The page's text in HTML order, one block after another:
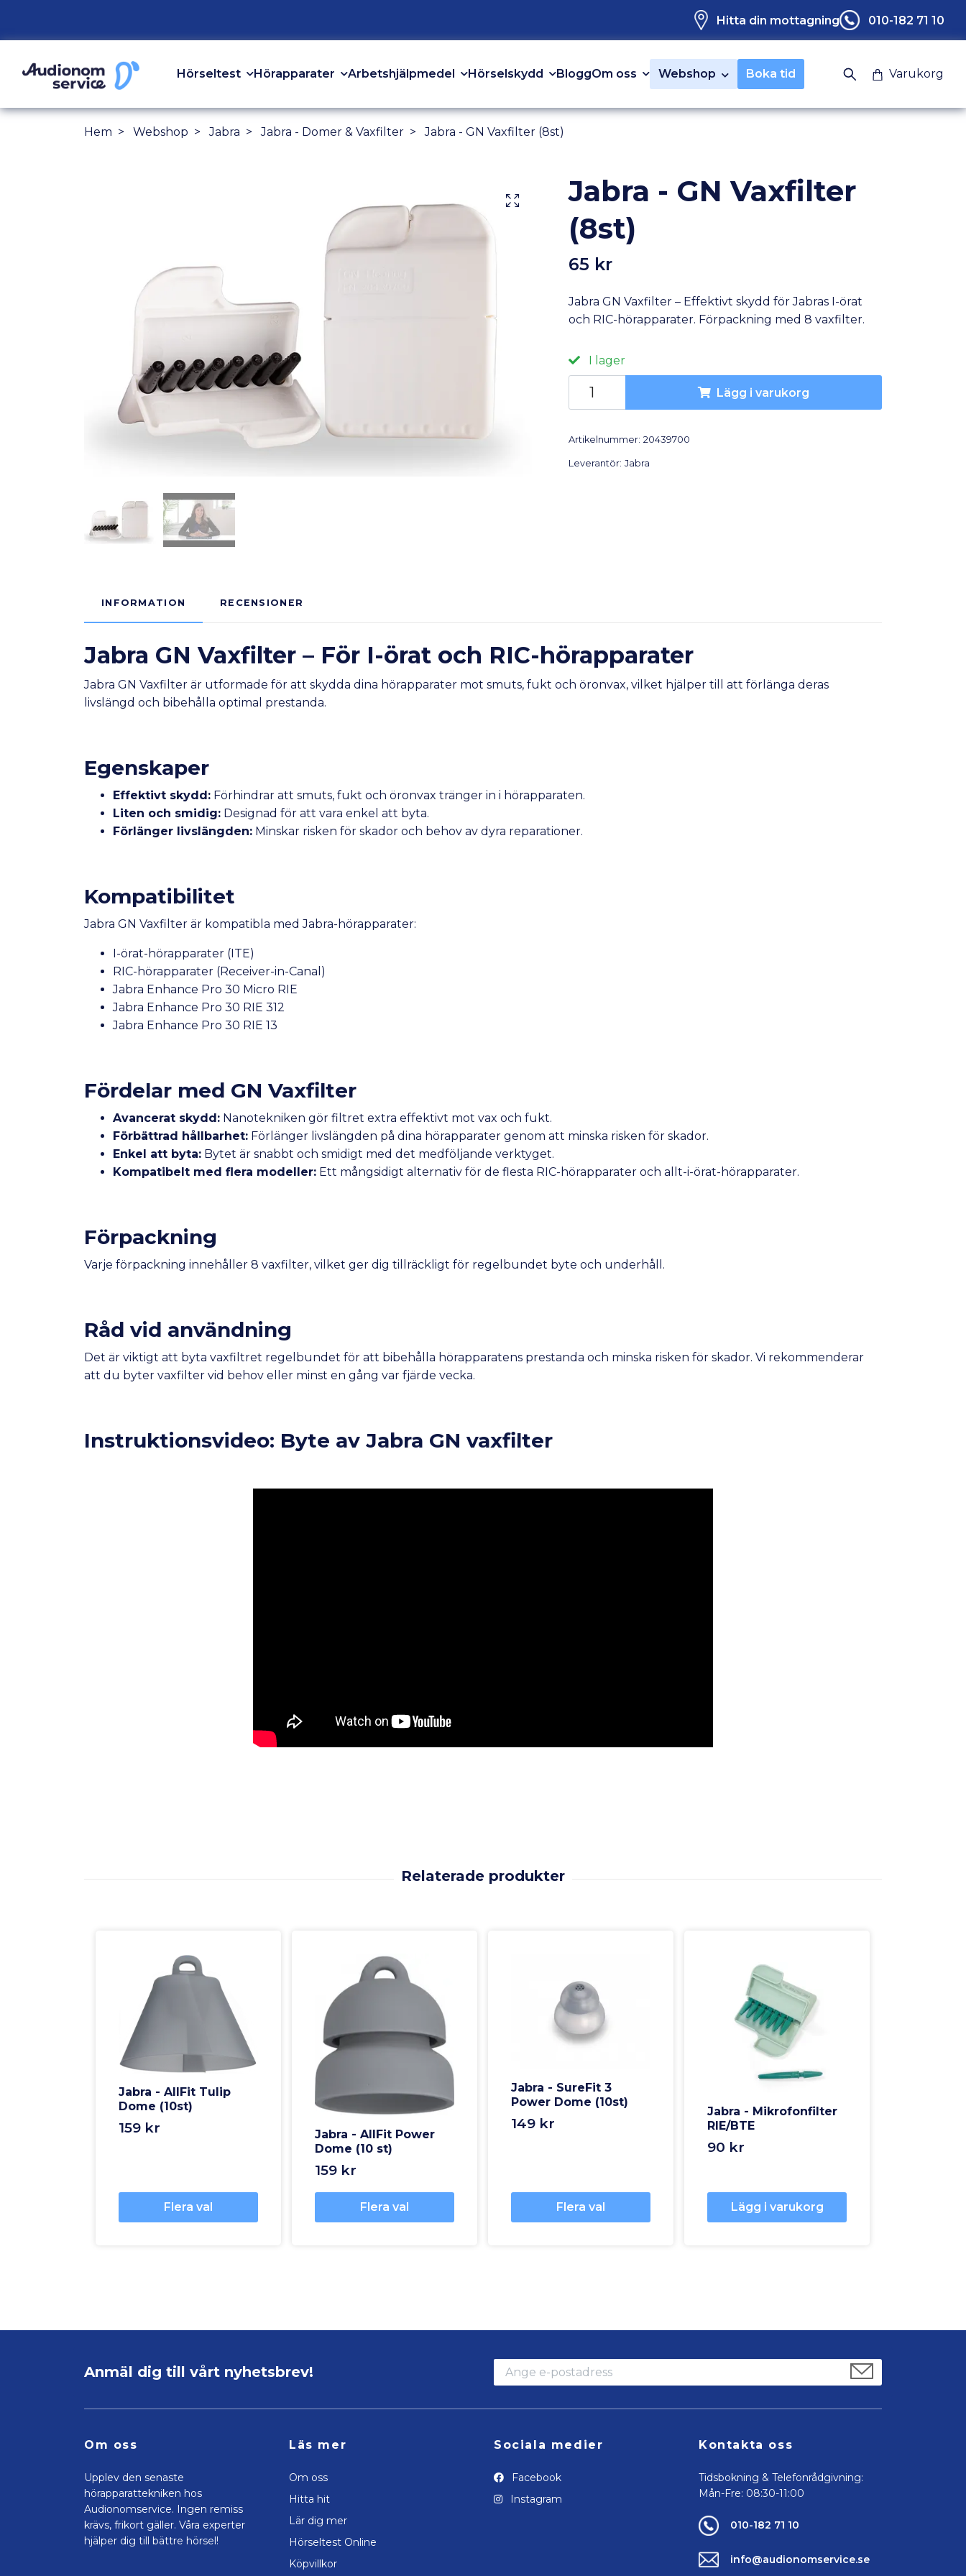
Hitta din mottagning 010-182 71 10
Hörseltest Hörapparater Arbetshjälpmedel Hörselskydd BloggOm oss Webshop Boka tid Varukorg
Hem Webshop Jabra Jabra - Domer & Vaxfilter Jabra - GN Vaxfilter (8st)
Jabra - GN Vaxfilter
(8st)
65 kr
Jabra GN Vaxfilter – Effektivt skydd för Jabras I-örat
och RIC-hörapparater. Förpackning med 8 vaxfilter.
I lager
Lägg i varukorg
Artikelnummer: 20439700
Leverantör: Jabra
INFORMATION RECENSIONER
Jabra GN Vaxfilter – För I-örat och RIC-hörapparater
Jabra GN Vaxfilter är utformade för att skydda dina hörapparater mot smuts, fukt och öronvax, vilket hjälper till att förlänga deras
livslängd och bibehålla optimal prestanda.
Egenskaper
Effektivt skydd: Förhindrar att smuts, fukt och öronvax tränger in i hörapparaten.
Liten och smidig: Designad för att vara enkel att byta.
Förlänger livslängden: Minskar risken för skador och behov av dyra reparationer.
Kompatibilitet
Jabra GN Vaxfilter är kompatibla med Jabra-hörapparater:
I-örat-hörapparater (ITE)
RIC-hörapparater (Receiver-in-Canal)
Jabra Enhance Pro 30 Micro RIE
Jabra Enhance Pro 30 RIE 312
Jabra Enhance Pro 30 RIE 13
Fördelar med GN Vaxfilter
Avancerat skydd: Nanotekniken gör filtret extra effektivt mot vax och fukt.
Förbättrad hållbarhet: Förlänger livslängden på dina hörapparater genom att minska risken för skador.
Enkel att byta: Bytet är snabbt och smidigt med det medföljande verktyget.
Kompatibelt med flera modeller: Ett mångsidigt alternativ för de flesta RIC-hörapparater och allt-i-örat-hörapparater.
Förpackning
Varje förpackning innehåller 8 vaxfilter, vilket ger dig tillräckligt för regelbundet byte och underhåll.
Råd vid användning
Det är viktigt att byta vaxfiltret regelbundet för att bibehålla hörapparatens prestanda och minska risken för skador. Vi rekommenderar
att du byter vaxfilter vid behov eller minst en gång var fjärde vecka.
Instruktionsvideo: Byte av Jabra GN vaxfilter
Jabra - AllFit Tulip
Dome (10st)
159 kr
Flera val
Jabra - AllFit Power
Dome (10 st)
159 kr
Flera val
Jabra - SureFit 3
Power Dome (10st)
149 kr
Flera val
Jabra - Mikrofonfilter
RIE/BTE
90 kr
Lägg i varukorg
Anmäl dig till vårt nyhetsbrev!
Om oss
Upplev den senaste
hörapparattekniken hos
Audionomservice. Ingen remiss
krävs, frikort gäller. Våra experter
hjälper dig till bättre hörsel!
Läs mer
Om oss
Hitta hit
Lär dig mer
Hörseltest Online
Köpvillkor
Sociala medier
Facebook
Instagram
Kontakta oss
Tidsbokning & Telefonrådgivning:
Mån-Fre: 08:30-11:00
010-182 71 10
info@audionomservice.se